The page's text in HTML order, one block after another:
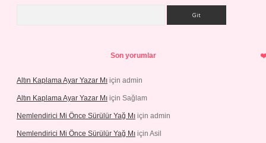
Son yorumlar
Altın Kaplama Ayar Yazar Mı için admin
Altın Kaplama Ayar Yazar Mı için Sağlam
Nemlendirici Mi Önce Sürülür Yağ Mı için admin
Nemlendirici Mi Önce Sürülür Yağ Mı için Asil